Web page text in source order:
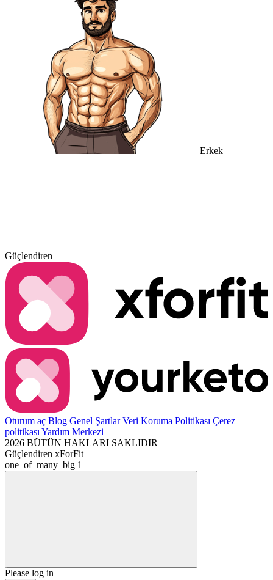
Erkek
Güçlendiren
Oturum aç Blog Genel ŞartlarVeri Koruma Politikası Çerez
politikası Yardım Merkezi
2026 BÜTÜN HAKLARI SAKLIDIR
Güçlendiren xForFit
one_of_many_big 1
Please log in